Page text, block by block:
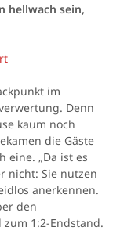
hellwach sein,
im
Denn
kaum noch
die Gäste
eine. „Da ist es
nicht: Sie nutzen
anerkennen.
den
1:2-Endstand.